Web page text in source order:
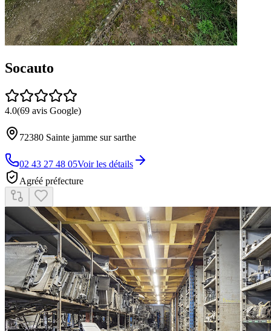
Socauto
4.0(69 avis Google)
72380 Sainte jamme sur sarthe
02 43 27 48 05Voir les détails
Agréé préfecture